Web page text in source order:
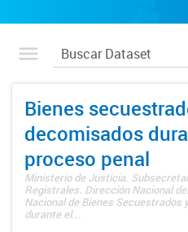
Bienes
decomisados
proceso penal
Ministerio de Justicia.
Registrales. Dirección Nacional
Nacional de Bienes Secuestrados
durante el...